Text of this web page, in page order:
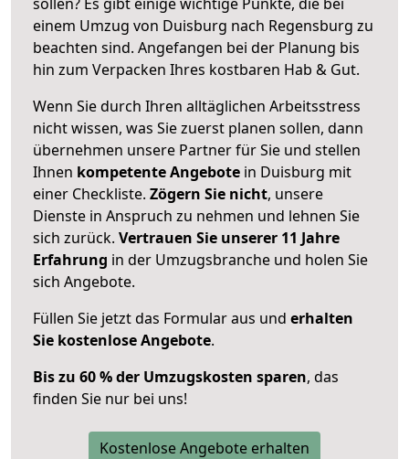
einem Umzug von Duisburg nach Regensburg zu
beachten sind. Angefangen bei der Planung bis
hin zum Verpacken Ihres kostbaren Hab & Gut.
Wenn Sie durch Ihren alltäglichen Arbeitsstress
nicht wissen, was Sie zuerst planen sollen, dann
übernehmen unsere Partner für Sie und stellen
Ihnen kompetente Angebote in Duisburg mit
einer Checkliste. Zögern Sie nicht, unsere
Dienste in Anspruch zu nehmen und lehnen Sie
sich zurück. Vertrauen Sie unserer 11 Jahre
Erfahrung in der Umzugsbranche und holen Sie
sich Angebote.
Füllen Sie jetzt das Formular aus und erhalten
Sie kostenlose Angebote.
Bis zu 60 % der Umzugskosten sparen, das
finden Sie nur bei uns!
Kostenlose Angebote erhalten